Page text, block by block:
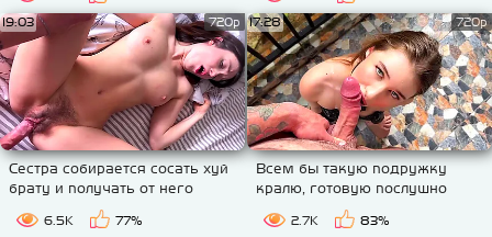
Сестра собирается сосать хуй
брату и получать от него
длинный член в мохнатую
пизду
19:03 720p
6.5K 77%
Всем бы такую подружку
кралю, готовую послушно
сосать хуй и трахаться в
письку
17:28 720p
2.7K 83%